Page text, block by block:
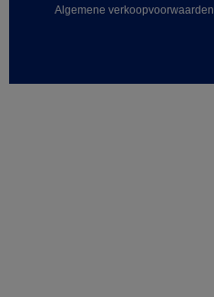
Algemene verkoopvoorwaarden